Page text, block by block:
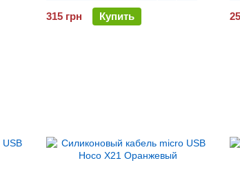
315 грн
Купить